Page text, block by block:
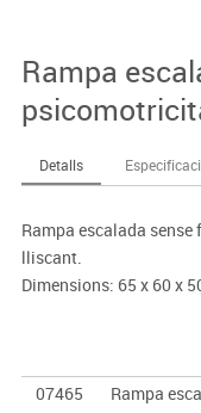
Rampa
Detalls
Rampa escalada
lliscant.
Dimensions: 65 x 60 x
07465
Rampa